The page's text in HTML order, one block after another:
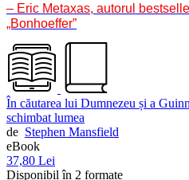
– Eric Metaxas, autorul
„Bonhoeffer”
În căutarea lui Dumnezeu și a
schimbat lumea
de Stephen Mansfield
eBook
37,80 Lei
Disponibil în 2 formate